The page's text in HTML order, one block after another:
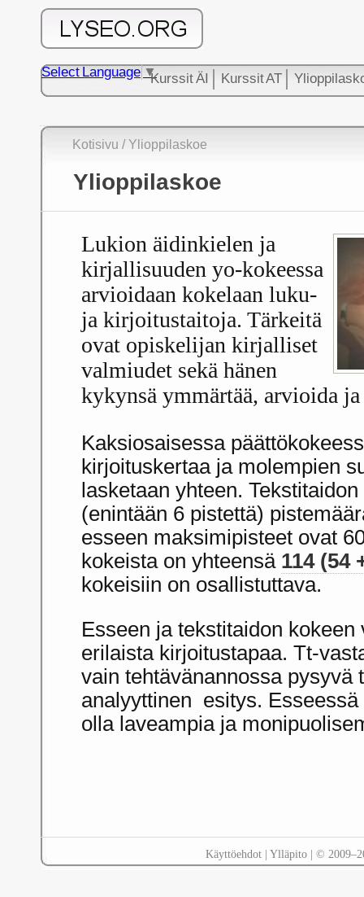
Kurssit ÄI Kurssit AT
Select Language ▼
Kotisivu /Ylioppilaskoe
Ylioppilaskoe
Lukion äidinkielen ja
kirjallisuuden yo-kokeessa
arvioidaan kokelaan luku-
ja kirjoitustaitoja. Tärkeitä
ovat opiskelijan kirjalliset
valmiudet sekä hänen
kykynsä ymmärtää, arvioida
Kaksiosaisessa
kirjoituskertaa ja molempien
lasketaan yhteen.
(enintään 6 pistettä)
esseen maksimipisteet ovat
kokeista on yhteensä 114 (54
kokeisiin on osallistuttava.
Esseen ja tekstitaidon
erilaista kirjoitustapaa. Tt-
vain tehtävänannossa pysyvä
analyyttinen esitys.
olla laveampia ja
Käyttöehdot| Ylläpito| ©